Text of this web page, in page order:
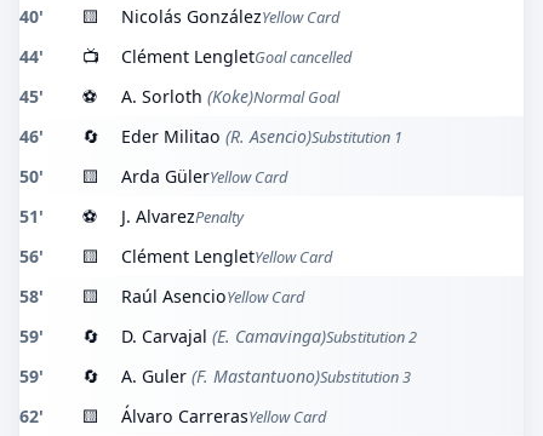
40' 🟨 Nicolás GonzálezYellow Card
44' 📺 Clément LengletGoal cancelled
45' ⚽ A. Sorloth (Koke)Normal Goal
46' 🔄 Eder Militao (R. Asencio)Substitution 1
50' 🟨 Arda GülerYellow Card
51' ⚽ J. AlvarezPenalty
56' 🟨 Clément LengletYellow Card
58' 🟨 Raúl AsencioYellow Card
59' 🔄 D. Carvajal (E. Camavinga)Substitution 2
59' 🔄 A. Guler (F. Mastantuono)Substitution 3
62' 🟨 Álvaro CarrerasYellow Card